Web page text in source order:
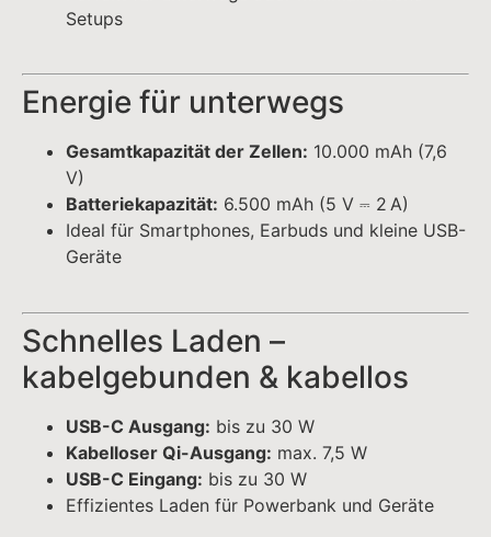
Schnelles Laden –
USB-C Ausgang: bis zu 30 W
USB-C Eingang:bis zu 30 W
Effizientes Laden für Powerbank und Geräte
Ein Anschluss – maximale
Flexibilität
1× USB-C Portfür Laden und Entladen
Magnetisches kabelloses Laden für kompatible
Minimalistisches Design für unterwegs
Ideal für Alltag & Reisen